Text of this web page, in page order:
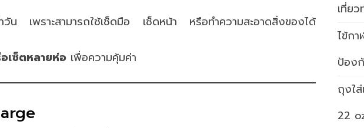
ำวัน เพราะสามารถใช้เช็ดมือ เช็ดหน้า หรือทำความสะอาดสิ่งของได้
เซ็ตหลายห่อ เพื่อความคุ้มค่า
เที่ย
ไข้ก
ป้อง
ถุงใ
22